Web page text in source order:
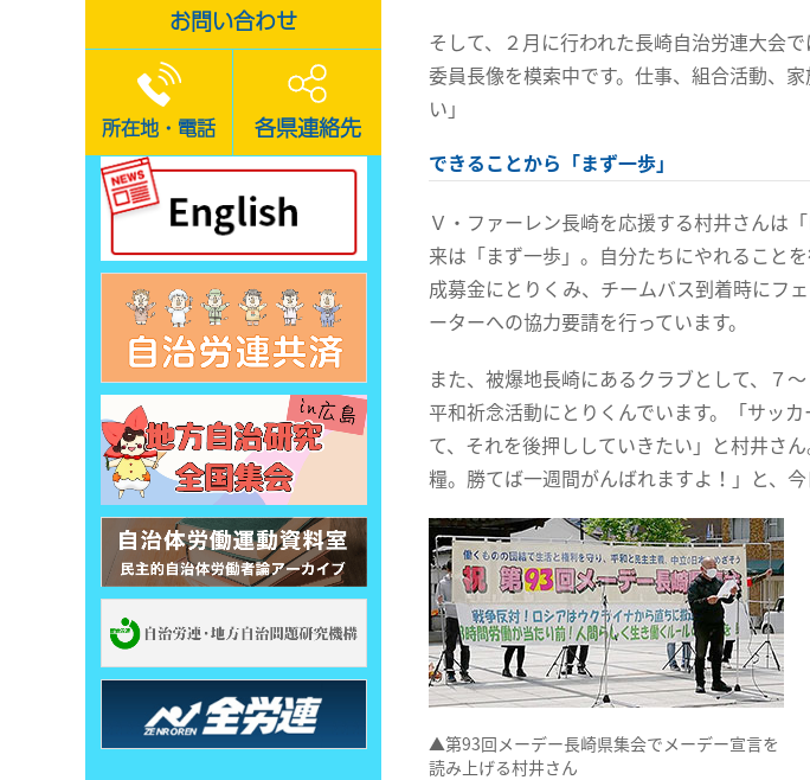
お問い合わせ
所在地・電話 各県連絡先
そして、２月に行われた長崎自治労連大会
委員長像を模索中です。仕事、組合活動、
い」
できることから「まず一歩」
Ｖ・ファーレン長崎を応援する村井さんは
来は「まず一歩」。自分たちにやれること
成募金にとりくみ、チームバス到着時にフ
ーターへの協力要請を行っています。
また、被爆地長崎にあるクラブとして、７
平和祈念活動にとりくんでいます。「サッ
て、それを後押ししていきたい」と村井さ
糧。勝てば一週間がんばれますよ！」と、今
▲第93回メーデー長崎県集会でメーデー宣言を
読み上げる村井さん